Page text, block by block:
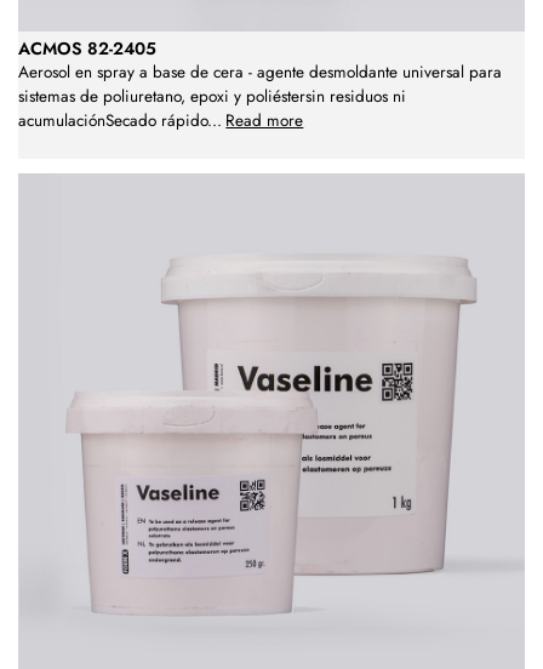
ACMOS 82-2405
Aerosol en spray a base de cera - agente desmoldante universal para
sistemas de poliuretano, epoxi y poliéstersin residuos ni
acumulaciónSecado rápido... Read more